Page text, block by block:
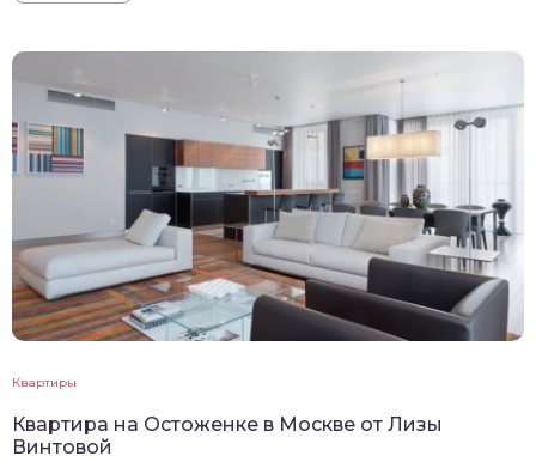
Квартиры
Квартира на Остоженке в Москве от Лизы
Винтовой